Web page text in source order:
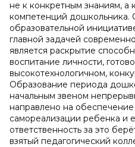
не к конкретным знаниям, а
компетенций дошкольника.
образовательной
главной задачей
является раскрытие
воспитание личности,
высокотехнологичном,
Образование периода
начальным звеном
направлено на
самореализации ребенка и
ответственность за это
взятый педагогический